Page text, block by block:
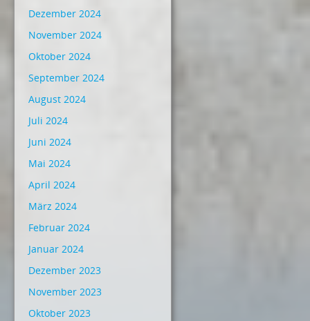
Dezember 2024
November 2024
Oktober 2024
September 2024
August 2024
Juli 2024
Juni 2024
Mai 2024
April 2024
März 2024
Februar 2024
Januar 2024
Dezember 2023
November 2023
Oktober 2023